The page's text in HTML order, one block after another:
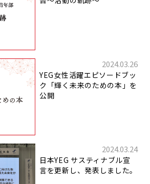
2024.03.26
YEG女性活躍エピソードブッ
ク「輝く未来のための本」を
公開
2024.03.24
日本YEG サスティナブル宣
言を更新し、発表しました。